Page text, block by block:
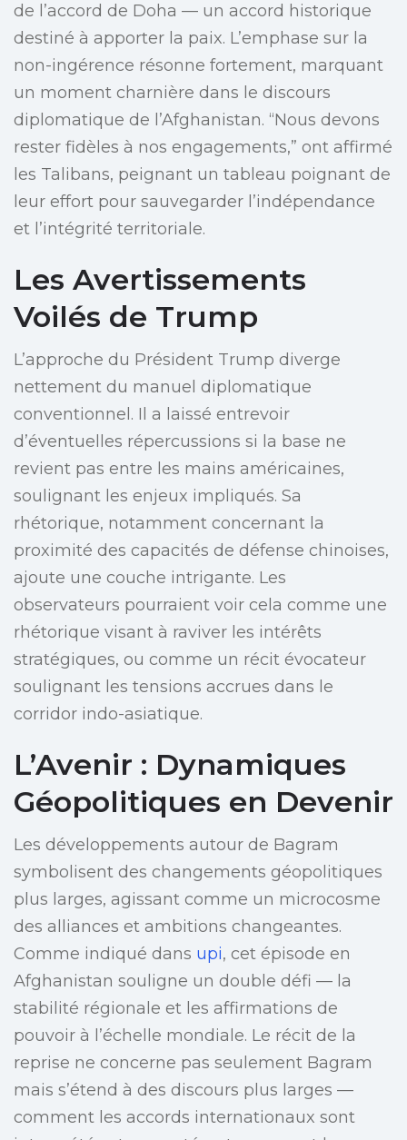
de l’accord de Doha — un accord historique
destiné à apporter la paix. L’emphase sur la
non-ingérence résonne fortement, marquant
un moment charnière dans le discours
diplomatique de l’Afghanistan. “Nous devons
rester fidèles à nos engagements,” ont affirmé
les Talibans, peignant un tableau poignant de
leur effort pour sauvegarder l’indépendance
et l’intégrité territoriale.
Les Avertissements
Voilés de Trump
L’approche du Président Trump diverge
nettement du manuel diplomatique
conventionnel. Il a laissé entrevoir
d’éventuelles répercussions si la base ne
revient pas entre les mains américaines,
soulignant les enjeux impliqués. Sa
rhétorique, notamment concernant la
proximité des capacités de défense chinoises,
ajoute une couche intrigante. Les
observateurs pourraient voir cela comme une
rhétorique visant à raviver les intérêts
stratégiques, ou comme un récit évocateur
soulignant les tensions accrues dans le
corridor indo-asiatique.
L’Avenir : Dynamiques
Géopolitiques en Devenir
Les développements autour de Bagram
symbolisent des changements géopolitiques
plus larges, agissant comme un microcosme
des alliances et ambitions changeantes.
Comme indiqué dans upi, cet épisode en
Afghanistan souligne un double défi — la
stabilité régionale et les affirmations de
pouvoir à l’échelle mondiale. Le récit de la
reprise ne concerne pas seulement Bagram
mais s’étend à des discours plus larges —
comment les accords internationaux sont